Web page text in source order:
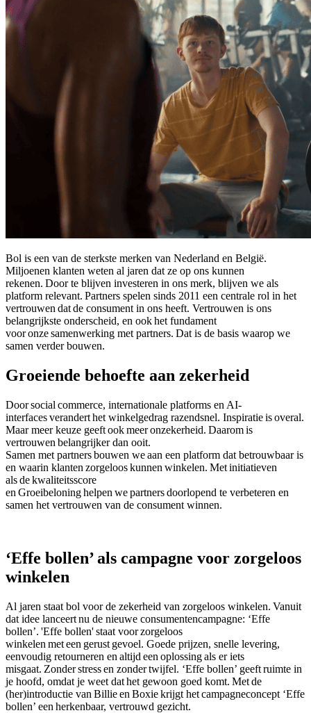
Bol is een van de sterkste merken van Nederland en België.
Miljoenen klanten weten al jaren dat ze op ons kunnen
rekenen. Door te blijven investeren in ons merk, blijven we als
platform relevant. Partners spelen sinds 2011 een centrale rol in het
vertrouwen dat de consument in ons heeft. Vertrouwen is ons
belangrijkste onderscheid, en ook het fundament
voor onze samenwerking met partners. Dat is de basis waarop we
samen verder bouwen.
Groeiende behoefte aan zekerheid
Door social commerce, internationale platforms en AI-
interfaces verandert het winkelgedrag razendsnel. Inspiratie is overal.
Maar meer keuze geeft ook meer onzekerheid. Daarom is
vertrouwen belangrijker dan ooit.
Samen met partners bouwen we aan een platform dat betrouwbaar is
en waarin klanten zorgeloos kunnen winkelen. Met initiatieven
als de kwaliteitsscore
en Groeibeloning helpen we partners doorlopend te verbeteren en
samen het vertrouwen van de consument winnen.
‘Effe bollen’ als campagne voor zorgeloos
winkelen
Al jaren staat bol voor de zekerheid van zorgeloos winkelen. Vanuit
dat idee lanceert nu de nieuwe consumentencampagne: ‘Effe
bollen’. 'Effe bollen' staat voor zorgeloos
winkelen met een gerust gevoel. Goede prijzen, snelle levering,
eenvoudig retourneren en altijd een oplossing als er iets
misgaat. Zonder stress en zonder twijfel. ‘Effe bollen’ geeft ruimte in
je hoofd, omdat je weet dat het gewoon goed komt. Met de
(her)introductie van Billie en Boxie krijgt het campagneconcept ‘Effe
bollen’ een herkenbaar, vertrouwd gezicht.